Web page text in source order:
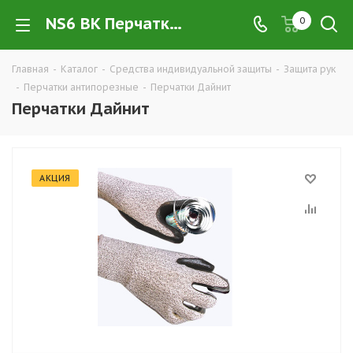
NS6 BK Перчатки Дайнит купить в Екатеринбурге по низким ценам оптом — интернет-магазин CИЗ в розницу компании РПС Урал 0
Главная - Каталог - Средства индивидуальной защиты - Защита рук
- Перчатки антипорезные - Перчатки Дайнит
Перчатки Дайнит
АКЦИЯ